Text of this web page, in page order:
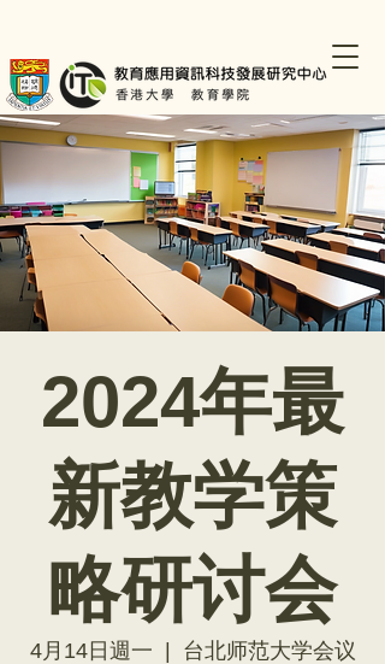
2024年最
新教学策
略研讨会
4月14日週一
台北师范大学会议